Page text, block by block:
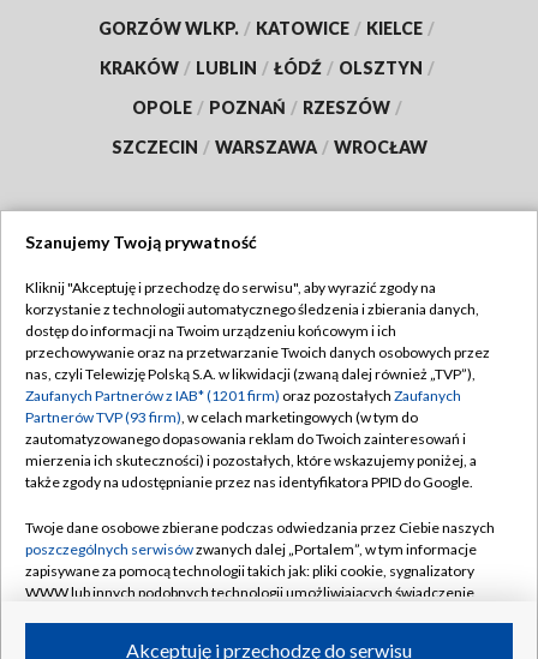
GORZÓW WLKP. / KATOWICE / KIELCE /
KRAKÓW / LUBLIN / ŁÓDŹ / OLSZTYN /
OPOLE / POZNAŃ / RZESZÓW /
SZCZECIN / WARSZAWA / WROCŁAW
TVP
Abonament TVP
Emisja w TVP
Centrum informacji TVP
Naziemna Telewizja Cyfrowa
Rada Programowa
System NOS
Informacje o nadawcy
Regulamin TVP
Polityka prywatności
Moje zgody
Pomoc
Kontakt
Kanały
Szanujemy Twoją prywatność
Kliknij "Akceptuję i przechodzę do serwisu", aby wyrazić zgody na
korzystanie z technologii automatycznego śledzenia i zbierania danych,
dostęp do informacji na Twoim urządzeniu końcowym i ich
przechowywanie oraz na przetwarzanie Twoich danych osobowych przez
nas, czyli Telewizję Polską S.A. w likwidacji (zwaną dalej również „TVP”),
Zaufanych Partnerów z IAB* (1201 firm) oraz pozostałych Zaufanych
Partnerów TVP (93 firm), w celach marketingowych (w tym do
zautomatyzowanego dopasowania reklam do Twoich zainteresowań i
mierzenia ich skuteczności) i pozostałych, które wskazujemy poniżej, a
także zgody na udostępnianie przez nas identyfikatora PPID do Google.
Twoje dane osobowe zbierane podczas odwiedzania przez Ciebie naszych
poszczególnych serwisówzwanych dalej „Portalem”, w tym informacje
zapisywane za pomocą technologii takich jak: pliki cookie, sygnalizatory
WWW lub innych podobnych technologii umożliwiających świadczenie
Akceptuję i przechodzę do serwisu